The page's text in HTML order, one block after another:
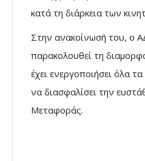
κατά τη διάρκεια των
Στην ανακοίνωσή του, ο
παρακολουθεί τη
έχει ενεργοποιήσει όλα
να διασφαλίσει την
Μεταφοράς.